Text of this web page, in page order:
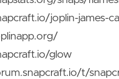
joplin-james-
glow
t/